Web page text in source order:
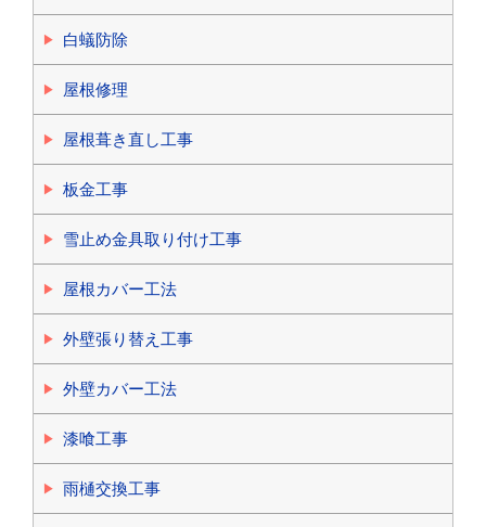
白蟻防除
屋根修理
屋根葺き直し工事
板金工事
雪止め金具取り付け工事
屋根カバー工法
外壁張り替え工事
外壁カバー工法
漆喰工事
雨樋交換工事